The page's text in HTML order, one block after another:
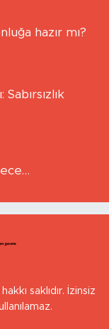
hazır mı?
Sabırsızlık
saklıdır. İzinsiz